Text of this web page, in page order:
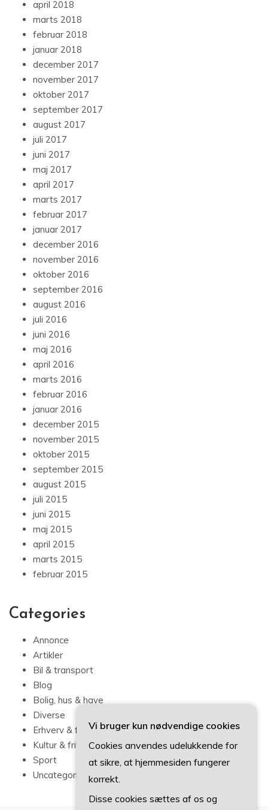
april 2018
marts 2018
februar 2018
januar 2018
december 2017
november 2017
oktober 2017
september 2017
august 2017
juli 2017
juni 2017
maj 2017
april 2017
marts 2017
februar 2017
januar 2017
december 2016
november 2016
oktober 2016
september 2016
august 2016
juli 2016
juni 2016
maj 2016
april 2016
marts 2016
februar 2016
januar 2016
december 2015
november 2015
oktober 2015
september 2015
august 2015
juli 2015
juni 2015
maj 2015
april 2015
marts 2015
februar 2015
Categories
Annonce
Artikler
Bil & transport
Blog
Bolig, hus & have
Diverse
Erhverv & forbrug
Kultur & fritid
Sport
Uncategorized
Vi bruger kun nødvendige cookies
Cookies anvendes udelukkende for
at sikre, at hjemmesiden fungerer
korrekt.
Disse cookies sættes af os og